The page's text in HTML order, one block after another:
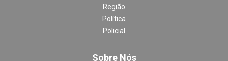
Região
Política
Policial
Sobre Nós